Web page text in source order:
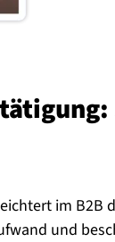
im B2B
und